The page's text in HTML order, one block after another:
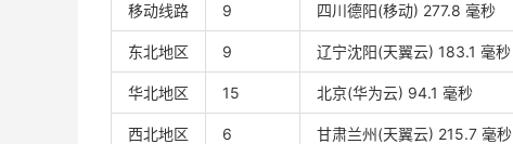
移动线路 9 四川德阳(移动) 277.8 毫秒
东北地区 9 辽宁沈阳(天翼云) 183.1 毫秒
华北地区 15 北京(华为云) 94.1 毫秒
西北地区 6 甘肃兰州(天翼云) 215.7 毫秒